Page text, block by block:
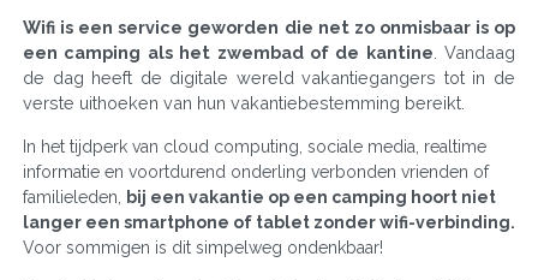
Wifi is een service geworden die net zo onmisbaar is op
een camping als het zwembad of de kantine . Vandaag
de dag heeft de digitale wereld vakantiegangers tot in de
verste uithoeken van hun vakantiebestemming bereikt.
In het tijdperk van cloud computing, sociale media, realtime
informatie en voortdurend onderling verbonden vrienden of
familieleden,
bij een vakantie op een camping hoort niet
langer een smartphone of tablet zonder wifi-verbinding.
Voor sommigen is dit simpelweg ondenkbaar!